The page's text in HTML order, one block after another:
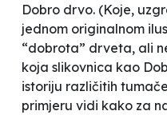
Dobro drvo. (Koje,
jednom originalnom
“dobrota” drveta, ali
koja slikovnica kao
istoriju različitih
primjeru vidi kako za